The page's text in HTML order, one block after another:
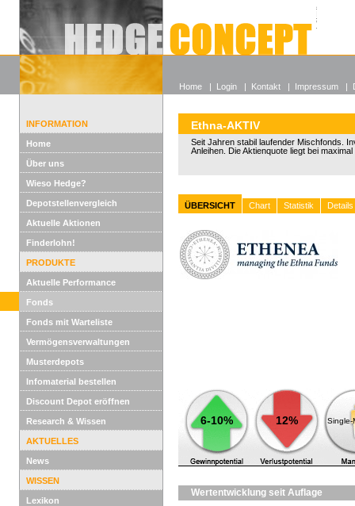
Alle
Wieso
INFORMATION
Home
Über uns
Wieso Hedge?
Depotstellenvergleich
Aktuelle Aktionen
Finderlohn!
PRODUKTE
Aktuelle Performance
Fonds
Fonds mit Warteliste
Vermögensverwaltungen
Musterdepots
Infomaterial bestellen
Discount Depot eröffnen
Research & Wissen
AKTUELLES
News
WISSEN
Lexikon
Ethna-AKTIV
Seit Jahren stabil laufender Mischfonds.
Anleihen. Die Aktienquote liegt bei maximal
ÜBERSICHT Chart Statistik Details
6-10% 12% Single-
Wertentwicklung seit Auflage
Home | Login | Kontakt | Impressum |